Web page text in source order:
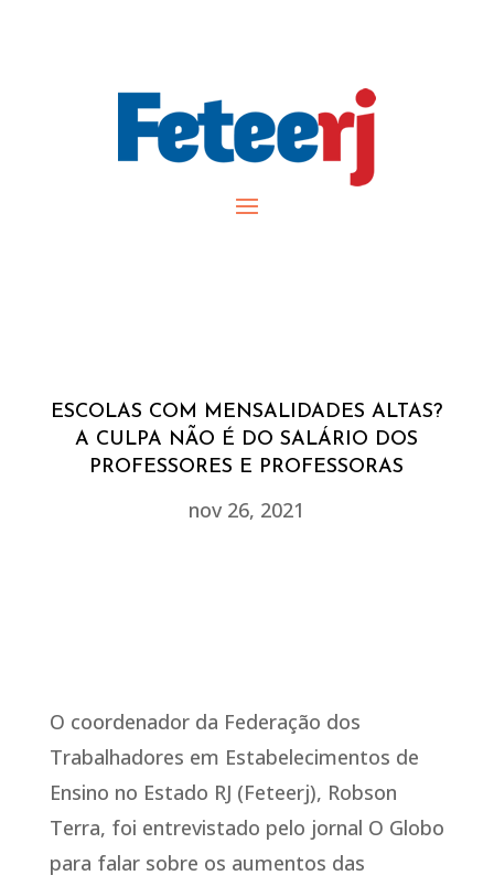
ESCOLAS COM MENSALIDADES ALTAS?
A CULPA NÃO É DO SALÁRIO DOS
PROFESSORES E PROFESSORAS
nov 26, 2021
O coordenador da Federação dos
Trabalhadores em Estabelecimentos de
Ensino no Estado RJ (Feteerj), Robson
Terra, foi entrevistado pelo jornal O Globo
para falar sobre os aumentos das